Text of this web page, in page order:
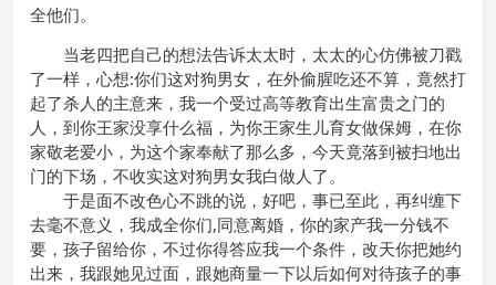
全他们。
当老四把自己的想法告诉太太时，太太的心仿佛被刀戳
了一样，心想:你们这对狗男女，在外偷腥吃还不算，竟然打
起了杀人的主意来，我一个受过高等教育出生富贵之门的
人，到你王家没享什么福，为你王家生儿育女做保姆，在你
家敬老爱小，为这个家奉献了那么多，今天竟落到被扫地出
门的下场，不收实这对狗男女我白做人了。
于是面不改色心不跳的说，好吧，事已至此，再纠缠下
去毫不意义，我成全你们,同意离婚，你的家产我一分钱不
要，孩子留给你，不过你得答应我一个条件，改天你把她约
出来，我跟她见过面，跟她商量一下以后如何对待孩子的事